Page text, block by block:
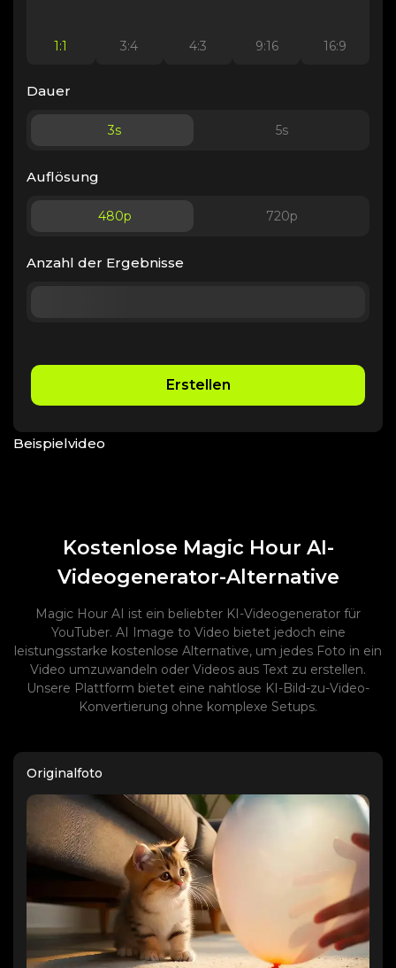
1:1 3:4 4:3 9:16 16:9
Dauer
3s 5s
Auflösung
480p 720p
Anzahl der Ergebnisse
Erstellen
Beispielvideo
Kostenlose Magic Hour AI-
Videogenerator-Alternative
Magic Hour AI ist ein beliebter KI-Videogenerator für
YouTuber. AI Image to Video bietet jedoch eine
leistungsstarke kostenlose Alternative, um jedes Foto in ein
Video umzuwandeln oder Videos aus Text zu erstellen.
Unsere Plattform bietet eine nahtlose KI-Bild-zu-Video-
Konvertierung ohne komplexe Setups.
Originalfoto